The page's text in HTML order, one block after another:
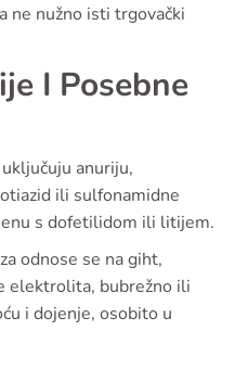
ne nužno isti trgovački
I Posebne
anuriju,
ili sulfonamidne
s dofetilidom ili litijem.
odnose se na giht,
elektrolita, bubrežno ili
i dojenje, osobito u